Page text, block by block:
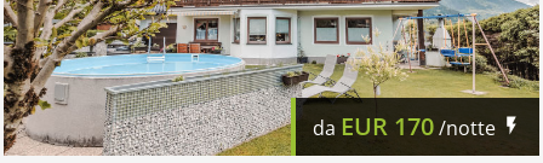
da EUR 170/notte